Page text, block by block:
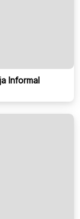
Informal